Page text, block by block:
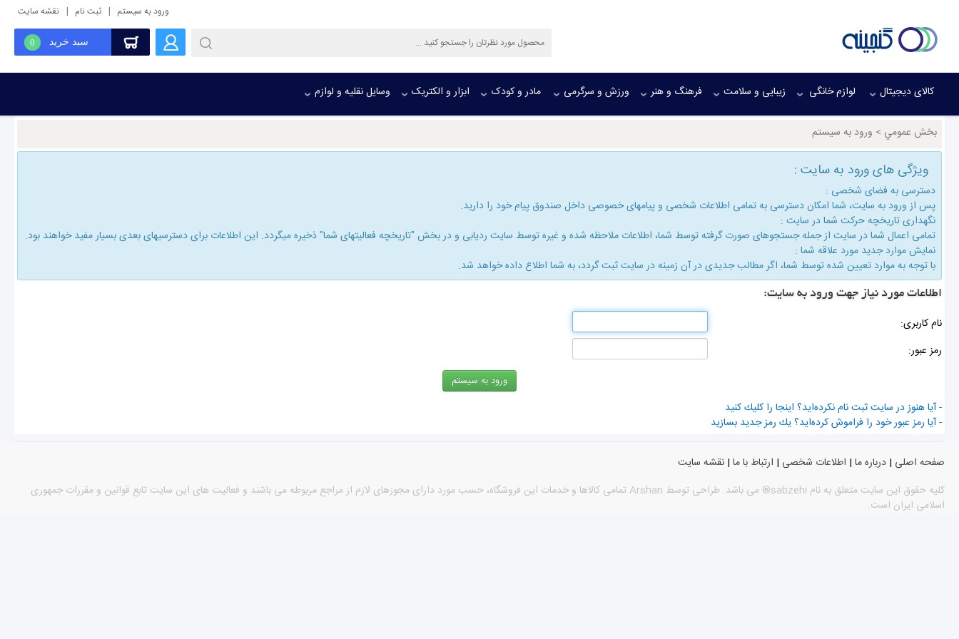
ورود به سیستم | ثبت نام | نقشه سایت
سبد خرید 0
کالای دیجیتال لوازم خانگی زیبایی و سلامت فرهنگ و هنر ورزش و سرگرمی مادر و کودک ابزار و الکتریک وسایل نقلیه و لوازم
بخش عمومي > ورود به سیستم
ویژگی های ورود به سایت :
دسترسی به فضای شخصی :
پس از ورود به سایت، شما امكان دسترسی به تمامی اطلاعات شخصی و پیامهای خصوصی داخل صندوق پیام خود را دارید.
نگهداری تاریخچه حركت شما در سایت :
تمامی اعمال شما در سایت از جمله جستجوهای صورت گرفته توسط شما، اطلاعات ملاحظه شده و غیره توسط سایت ردیابی و در بخش "تاریخچه فعالیتهای شما" ذخیره میگردد. این اطلاعات برای دسترسیهای بعدی بسیار مفید خواهند بود.
نمایش موارد جدید مورد علاقه شما :
با توجه به موارد تعیین شده توسط شما، اگر مطالب جدیدی در آن زمینه در سایت ثبت گردد، به شما اطلاع داده خواهد شد.
اطلاعات مورد نیاز جهت ورود به سایت:
نام كاربری:
رمز عبور:
- آیا هنوز در سایت ثبت نام نكرده‌اید؟ اینجا را كلیك كنید
- آیا رمز عبور خود را فراموش كرده‌اید؟ یك رمز جدید بسازید
صفحه اصلی |درباره ما | اطلاعات شخصی | ارتباط با ما |نقشه سایت
كليه حقوق اين سايت متعلق به نام sabzehi® می باشد. طراحی توسط Arshan تمامی كالاها و خدمات این فروشگاه، حسب مورد دارای مجوزهای لازم از مراجع مربوطه می باشند و فعالیت های این سایت تابع قوانین و مقررات جمهوری
اسلامی ایران است.